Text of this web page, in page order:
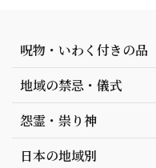
呪物・いわく付きの品
地域の禁忌・儀式
怨霊・祟り神
日本の地域別